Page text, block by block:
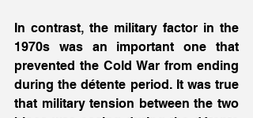
In contrast, the military factor in the
1970s was an important one that
prevented the Cold War from ending
during the détente period. It was true
that military tension between the two